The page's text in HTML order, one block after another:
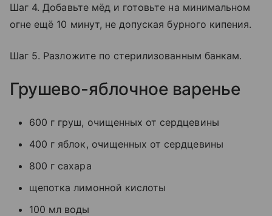
Шаг 4. Добавьте мёд и готовьте на минимальном
огне ещё 10 минут, не допуская бурного кипения.
Шаг 5. Разложите по стерилизованным банкам.
Грушево-яблочное варенье
600 г груш, очищенных от сердцевины
400 г яблок, очищенных от сердцевины
800 г сахара
щепотка лимонной кислоты
100 мл воды